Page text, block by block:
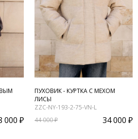
000 ₽
ПУХОВИК - КУРТКА С МЕХОМ
ЛИСЫ
ZZC-NY-193-2-75-VN-L
44 000 ₽
34 000 ₽